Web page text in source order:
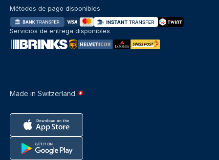
Made in Switzerland
Métodos de pago disponibles
Servicios de entrega disponibles